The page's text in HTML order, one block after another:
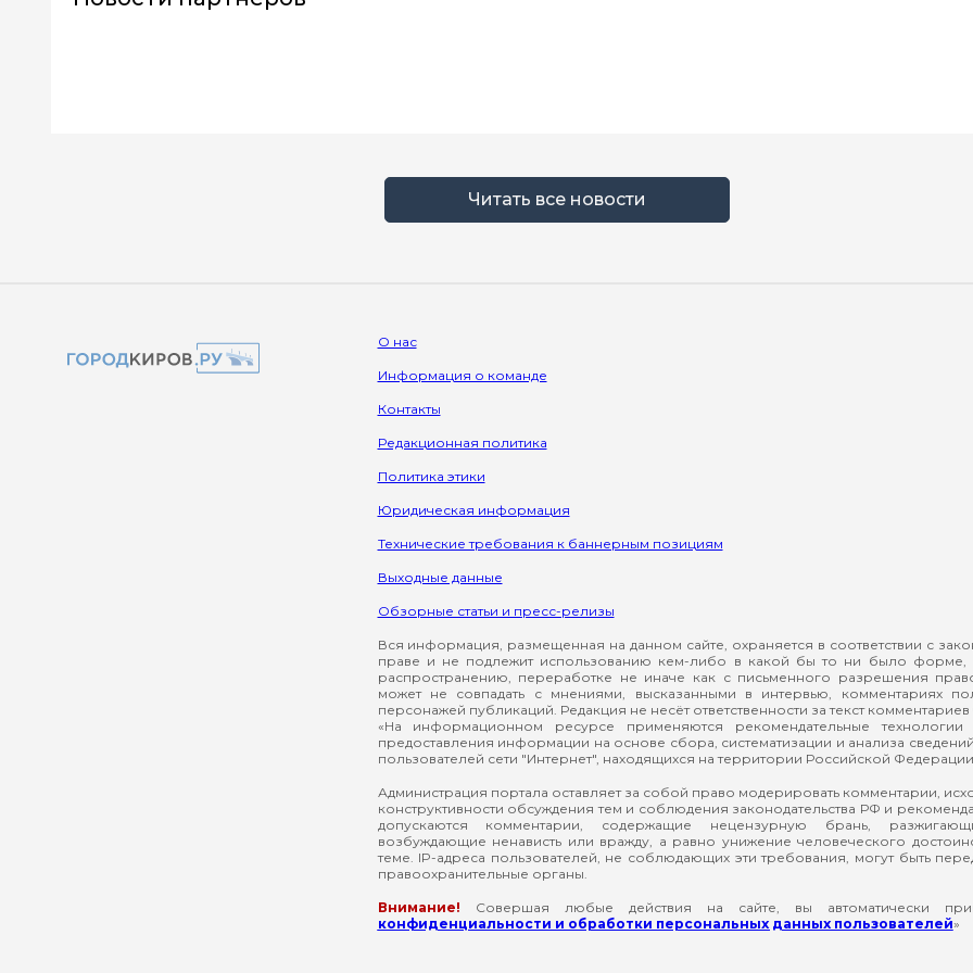
Читать все новости
О нас
Информация о команде
Контакты
Редакционная политика
Политика этики
Юридическая информация
Технические требования к баннерным позициям
Выходные данные
Обзорные статьи и пресс-релизы
Вся информация, размещенная на данном сайте, охраняется в соответствии с
праве и не подлежит использованию кем-либо в какой бы то ни было форме,
распространению, переработке не иначе как с письменного разрешения
может не совпадать с мнениями, высказанными в интервью, комментариях
персонажей публикаций. Редакция не несёт ответственности за текст комментариев
«На информационном ресурсе применяются рекомендательные технологии
предоставления информации на основе сбора, систематизации и анализа
пользователей сети "Интернет", находящихся на территории Российской
Администрация портала оставляет за собой право модерировать комментарии,
конструктивности обсуждения тем и соблюдения законодательства РФ и
допускаются комментарии, содержащие нецензурную брань,
возбуждающие ненависть или вражду, а равно унижение человеческого
теме. IP-адреса пользователей, не соблюдающих эти требования, могут быть
правоохранительные органы.
Внимание! Совершая любые действия на сайте, вы автоматически
конфиденциальности и обработки персональных данных пользователей»